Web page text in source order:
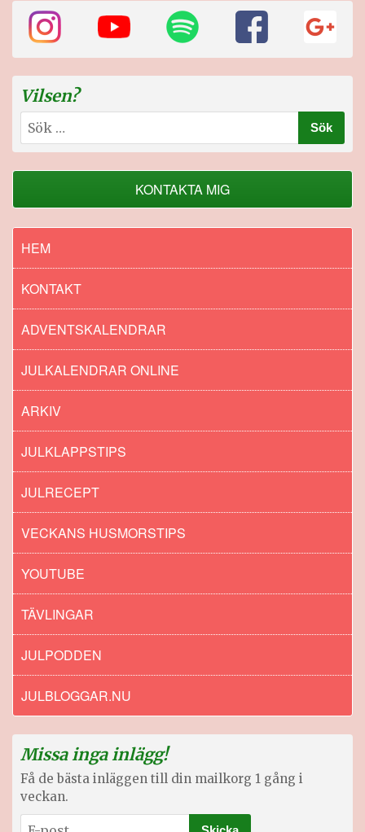
Vilsen?
Sök
efter:
KONTAKTA MIG
HEM
KONTAKT
ADVENTSKALENDRAR
JULKALENDRAR ONLINE
ARKIV
JULKLAPPSTIPS
JULRECEPT
VECKANS HUSMORSTIPS
YOUTUBE
TÄVLINGAR
JULPODDEN
JULBLOGGAR.NU
Missa inga inlägg!
Få de bästa inläggen till din mailkorg 1 gång i
veckan.